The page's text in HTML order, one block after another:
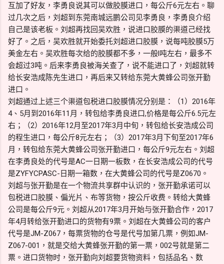
互加了好友，李勇良说其可以做胶膜进口，每公斤6元左右。聊
过几次之后，刘超到东莞南城远鹏公司见李勇良，李勇良介绍
自己是该老板。刘超再找回吴欢胜，说进口胶膜的渠道己经找
好了。之后，吴欢胜就开始委托刘超进口胶膜，说每吨胶膜5万
美金左右。吴欢胜每次给的胶膜都不多，一般l吨左右，最多不
会超过3吨。后来李勇良被海关查了，说不能进口了，刘超就转
给长安浩成陈先生进口，再后来又转给东莞大黄蜂公司张开勤
进口。
刘超通过上述三个渠道包税进口胶膜情况分别是：（1）2016年
4、5月到2016年11月，转包给李勇良进口,价格是每公斤6.5元左
右；（2）2016年12月至2017年3月中旬，转包给长安浩成公司
的程生进口，每公斤8元左右；（3）2017年3月下旬至2017年6
月，转包给东莞大黄蜂公司张开勤进口，每公斤9元左右。刘超
在李勇良处的代号是AC一日期一板数，在长安浩成公司的代号
是ZYFYCPASC-日期一箱数，在大黄蜂公司的代号是Z0670。
刘超与张开勤是在一个物流共享群中认识的，张开勤承诺可以
包税进口胶膜、偏光片、布等货物，按公斤收费。转给大黄蜂
公司是每公斤9元。刘超从2017年3月开始与张开勤合作，2017
年4月转给张开勤进口的货物有9票。刘超在大黄蜂公司的客户
代号是JM-Z067，每票货物的仓号是代号加第几票，例如JM-
Z067-001，就是交给大黄蜂张开勤的第一票，002号就是第二
票。进口货物时，张开勤向刘超要货物资料，包括品名、数